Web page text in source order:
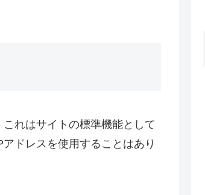
れはサイトの標準機能として
ドレスを使用することはあり